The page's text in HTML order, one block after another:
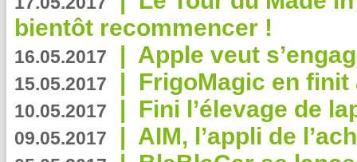
bientôt recommencer !
16.05.2017 | Apple veut
15.05.2017 | FrigoMagic en
10.05.2017 | Fini l’élevage de
09.05.2017 | AIM, l’appli de